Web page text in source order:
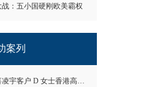
：五小国硬刚欧美霸权
案列
喜讯｜恭喜凌宇客户 D 女士香港高才通A类顺利获批！